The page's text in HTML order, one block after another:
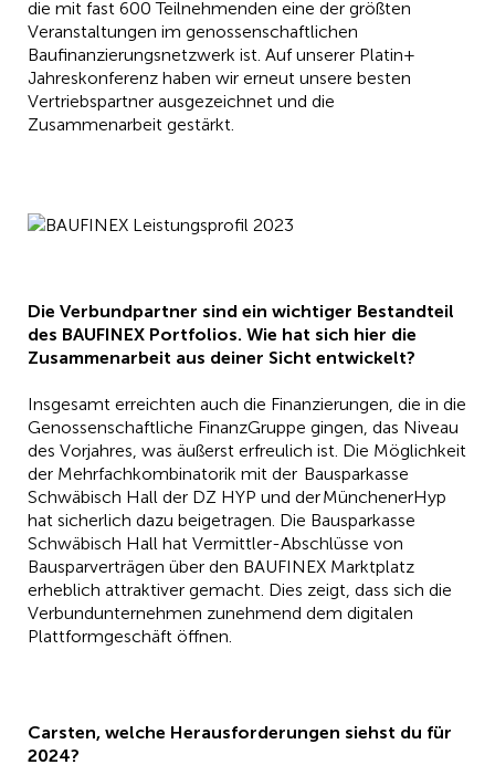
die mit fast 600 Teilnehmenden eine der größten
Veranstaltungen im genossenschaftlichen
Baufinanzierungsnetzwerk ist. Auf unserer Platin+
Jahreskonferenz haben wir erneut unsere besten
Vertriebspartner ausgezeichnet und die
Zusammenarbeit gestärkt.
Die Verbundpartner sind ein wichtiger Bestandteil
des BAUFINEX Portfolios. Wie hat sich hier die
Zusammenarbeit aus deiner Sicht entwickelt?
Insgesamt erreichten auch die Finanzierungen, die in die
Genossenschaftliche FinanzGruppe gingen, das Niveau
des Vorjahres, was äußerst erfreulich ist. Die Möglichkeit
der Mehrfachkombinatorik mit der Bausparkasse
Schwäbisch Hall der DZ HYP und der MünchenerHyp
hat sicherlich dazu beigetragen. Die Bausparkasse
Schwäbisch Hall hat Vermittler-Abschlüsse von
Bausparverträgen über den BAUFINEX Marktplatz
erheblich attraktiver gemacht. Dies zeigt, dass sich die
Verbundunternehmen zunehmend dem digitalen
Plattformgeschäft öffnen.
Carsten, welche Herausforderungen siehst du für
2024?